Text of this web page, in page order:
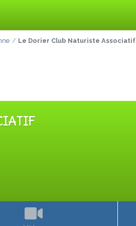
Le Dorier Club Naturiste Associatif